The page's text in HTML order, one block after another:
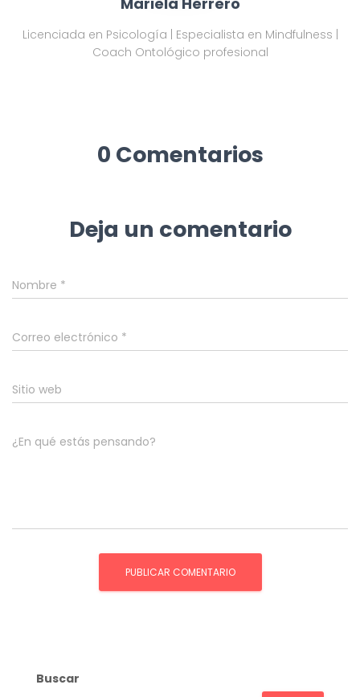
Licenciada en Psicología | Especialista en Mindfulness |
Coach Ontológico profesional
0 Comentarios
Deja un comentario
Nombre *
Correo electrónico *
Sitio web
¿En qué estás pensando?
Buscar